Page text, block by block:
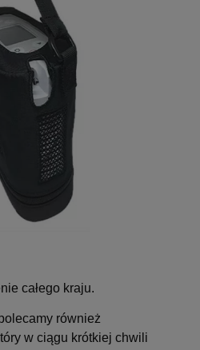
całego kraju.
również
w ciągu krótkiej chwili